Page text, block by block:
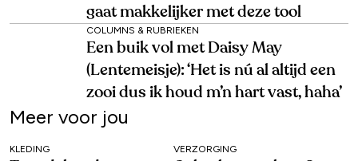
gaat makkelijker met deze tool
COLUMNS & RUBRIEKEN
Een buik vol met Daisy May
(Lentemeisje): ‘Het is nú al altijd een
zooi dus ik houd m’n hart vast, haha’
Meer voor jou
KLEDING VERZORGING